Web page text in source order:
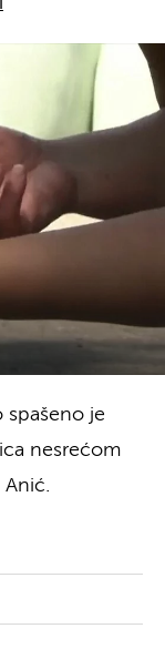
spašeno je
nesrećom
Anić.